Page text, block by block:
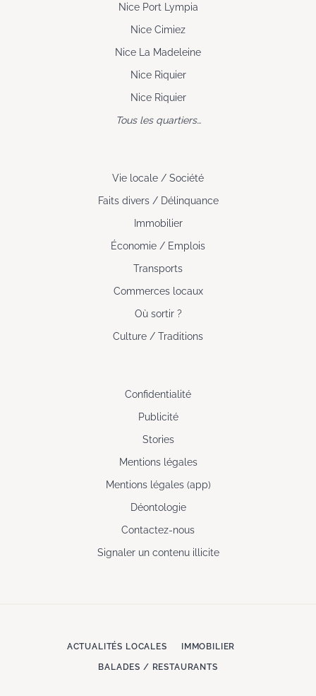
Nice Port Lympia
Nice Cimiez
Nice La Madeleine
Nice Riquier
Nice Riquier
Tous les quartiers…
Vie locale / Société
Faits divers / Délinquance
Immobilier
Économie / Emplois
Transports
Commerces locaux
Où sortir ?
Culture / Traditions
Confidentialité
Publicité
Stories
Mentions légales
Mentions légales (app)
Déontologie
Contactez-nous
Signaler un contenu illicite
ACTUALITÉS LOCALES IMMOBILIER
BALADES / RESTAURANTS